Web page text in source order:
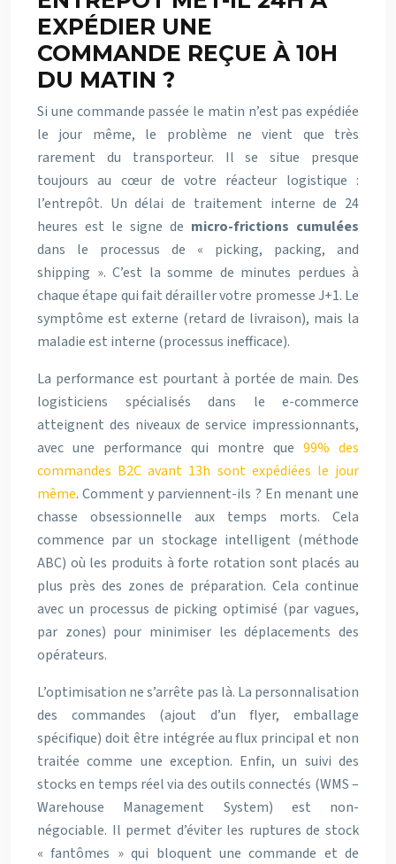
EXPÉDIER UNE
COMMANDE REÇUE À 10H
DU MATIN ?
Si une commande passée le matin n’est pas expédiée
le jour même, le problème ne vient que très
rarement du transporteur. Il se situe presque
toujours au cœur de votre réacteur logistique :
l’entrepôt. Un délai de traitement interne de 24
heures est le signe de micro-frictions cumulées
dans le processus de « picking, packing, and
shipping ». C’est la somme de minutes perdues à
chaque étape qui fait dérailler votre promesse J+1. Le
symptôme est externe (retard de livraison), mais la
maladie est interne (processus inefficace).
La performance est pourtant à portée de main. Des
logisticiens spécialisés dans le e-commerce
atteignent des niveaux de service impressionnants,
avec une performance qui montre que 99% des
commandes B2C avant 13h sont expédiées le jour
même. Comment y parviennent-ils ? En menant une
chasse obsessionnelle aux temps morts. Cela
commence par un stockage intelligent (méthode
ABC) où les produits à forte rotation sont placés au
plus près des zones de préparation. Cela continue
avec un processus de picking optimisé (par vagues,
par zones) pour minimiser les déplacements des
opérateurs.
L’optimisation ne s’arrête pas là. La personnalisation
des commandes (ajout d’un flyer, emballage
spécifique) doit être intégrée au flux principal et non
traitée comme une exception. Enfin, un suivi des
stocks en temps réel via des outils connectés (WMS –
Warehouse Management System) est non-
négociable. Il permet d’éviter les ruptures de stock
« fantômes » qui bloquent une commande et de